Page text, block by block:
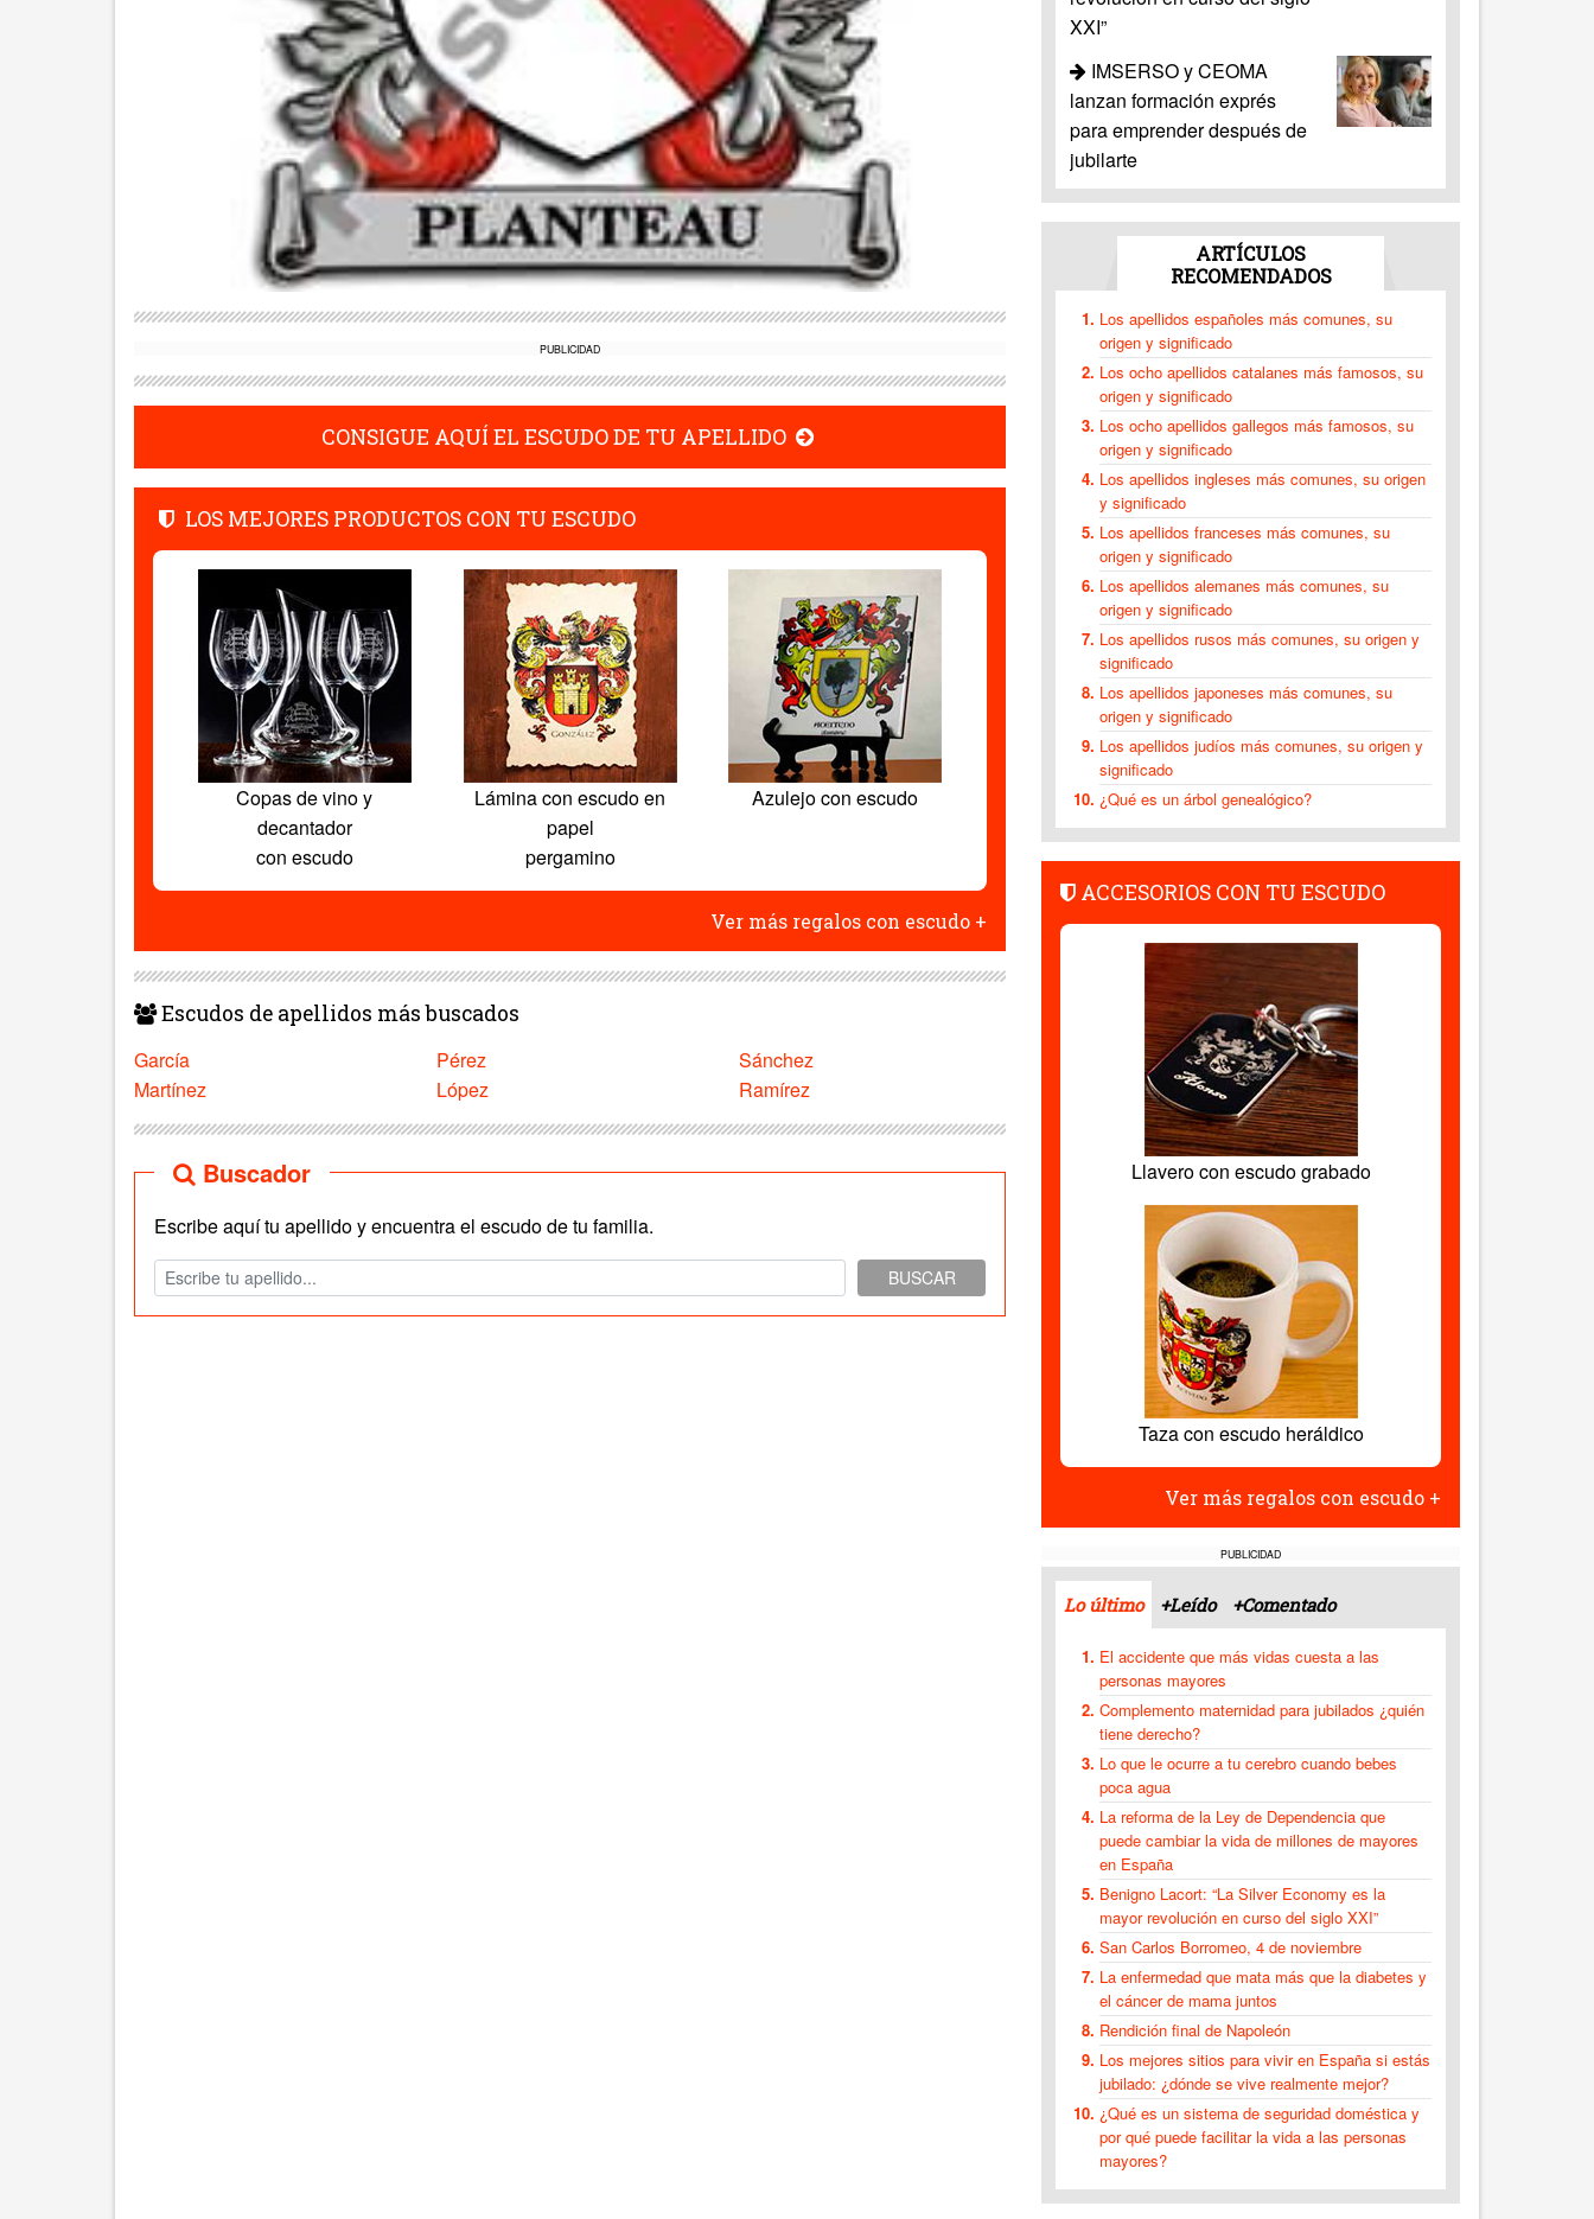
PUBLICIDAD
CONSIGUE AQUÍ EL ESCUDO DE TU APELLIDO
LOS MEJORES PRODUCTOS CON TU ESCUDO
Copas de vino y
decantador
con escudo
Lámina con escudo en
papel
pergamino
Azulejo con escudo
Ver más regalos con escudo +
Escudos de apellidos más buscados
García
Pérez
Sánchez
Martínez
López Ramírez
Buscador
Escribe aquí tu apellido y encuentra el escudo de tu familia.
BUSCAR
XXI”
IMSERSO y CEOMA
lanzan formación exprés
para emprender después de
jubilarte
ARTÍCULOS
RECOMENDADOS
Los apellidos españoles más comunes, su
origen y significado
Los ocho apellidos catalanes más famosos, su
origen y significado
Los ocho apellidos gallegos más famosos, su
origen y significado
Los apellidos ingleses más comunes, su origen
y significado
Los apellidos franceses más comunes, su
origen y significado
Los apellidos alemanes más comunes, su
origen y significado
Los apellidos rusos más comunes, su origen y
significado
Los apellidos japoneses más comunes, su
origen y significado
Los apellidos judíos más comunes, su origen y
significado
¿Qué es un árbol genealógico?
ACCESORIOS CON TU ESCUDO
Llavero con escudo grabado
Taza con escudo heráldico
Ver más regalos con escudo +
PUBLICIDAD
Lo último +Leído +Comentado
El accidente que más vidas cuesta a las
personas mayores
Complemento maternidad para jubilados ¿quién
tiene derecho?
Lo que le ocurre a tu cerebro cuando bebes
poca agua
La reforma de la Ley de Dependencia que
puede cambiar la vida de millones de mayores
en España
Benigno Lacort: “La Silver Economy es la
mayor revolución en curso del siglo XXI”
San Carlos Borromeo, 4 de noviembre
La enfermedad que mata más que la diabetes y
el cáncer de mama juntos
Rendición final de Napoleón
Los mejores sitios para vivir en España si estás
jubilado: ¿dónde se vive realmente mejor?
¿Qué es un sistema de seguridad doméstica y
por qué puede facilitar la vida a las personas
mayores?